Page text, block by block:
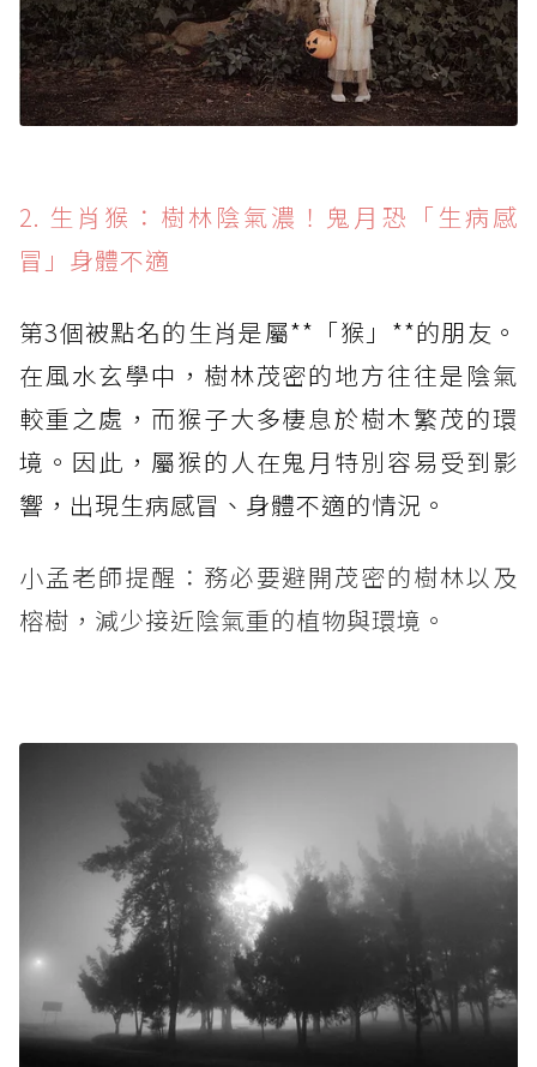
2. 生肖猴：樹林陰氣濃！鬼月恐「生病感
冒」身體不適
第3個被點名的生肖是屬**「猴」**的朋友。
在風水玄學中，樹林茂密的地方往往是陰氣
較重之處，而猴子大多棲息於樹木繁茂的環
境。因此，屬猴的人在鬼月特別容易受到影
響，出現生病感冒、身體不適的情況。
小孟老師提醒：務必要避開茂密的樹林以及
榕樹，減少接近陰氣重的植物與環境。